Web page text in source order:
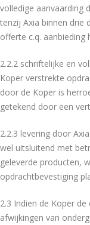
volledige aanvaarding
tenzij Axia binnen drie
offerte c.q. aanbieding
2.2.2 schriftelijke en
Koper verstrekte
door de Koper is
getekend door een
2.2.3 levering door
wel uitsluitend met
geleverde producten,
opdrachtbevestiging
2.3 Indien de Koper
afwijkingen van